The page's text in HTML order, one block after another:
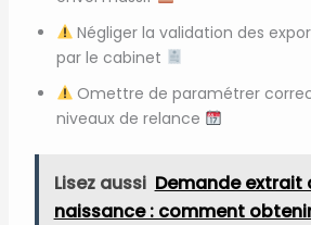
Négliger la validation des
par le cabinet
Omettre de paramétrer
niveaux de relance
Lisez aussi Demande extrait
naissance : comment